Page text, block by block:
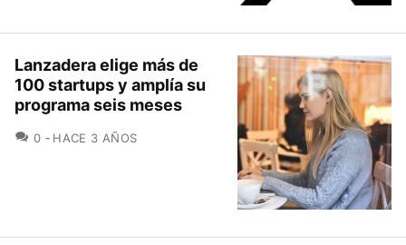
Lanzadera elige más de
100 startups y amplía su
programa seis meses
0 COMENTARIOS
HACE 3 AÑOS